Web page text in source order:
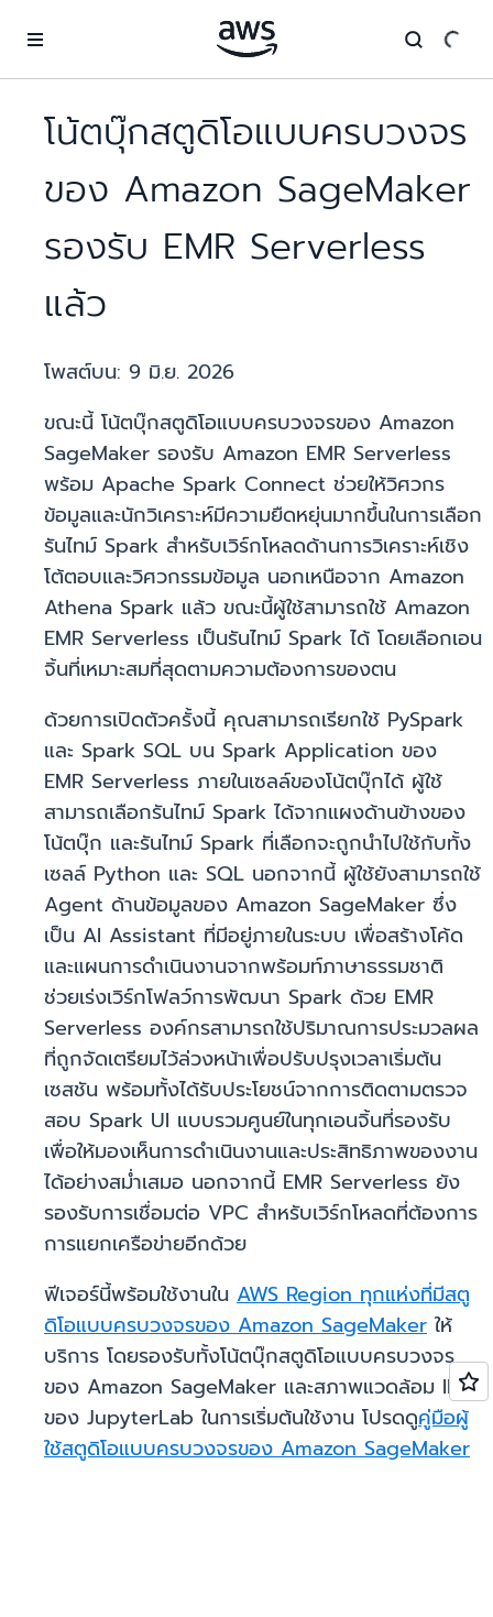
โน้ตบุ๊กสตูดิโอแบบครบวงจร
ของ Amazon SageMaker
รองรับ EMR Serverless
แล้ว
โพสต์บน: 9 มิ.ย. 2026
ขณะนี้ โน้ตบุ๊กสตูดิโอแบบครบวงจรของ Amazon
SageMaker รองรับ Amazon EMR Serverless
พร้อม Apache Spark Connect ช่วยให้วิศวกร
ข้อมูลและนักวิเคราะห์มีความยืดหยุ่นมากขึ้นในการเลือก
รันไทม์ Spark สำหรับเวิร์กโหลดด้านการวิเคราะห์เชิง
โต้ตอบและวิศวกรรมข้อมูล นอกเหนือจาก Amazon
Athena Spark แล้ว ขณะนี้ผู้ใช้สามารถใช้ Amazon
EMR Serverless เป็นรันไทม์ Spark ได้ โดยเลือกเอน
จิ้นที่เหมาะสมที่สุดตามความต้องการของตน
ด้วยการเปิดตัวครั้งนี้ คุณสามารถเรียกใช้ PySpark
และ Spark SQL บน Spark Application ของ
EMR Serverless ภายในเซลล์ของโน้ตบุ๊กได้ ผู้ใช้
สามารถเลือกรันไทม์ Spark ได้จากแผงด้านข้างของ
โน้ตบุ๊ก และรันไทม์ Spark ที่เลือกจะถูกนำไปใช้กับทั้ง
เซลล์ Python และ SQL นอกจากนี้ ผู้ใช้ยังสามารถใช้
Agent ด้านข้อมูลของ Amazon SageMaker ซึ่ง
เป็น AI Assistant ที่มีอยู่ภายในระบบ เพื่อสร้างโค้ด
และแผนการดำเนินงานจากพร้อมท์ภาษาธรรมชาติ
ช่วยเร่งเวิร์กโฟลว์การพัฒนา Spark ด้วย EMR
Serverless องค์กรสามารถใช้ปริมาณการประมวลผล
ที่ถูกจัดเตรียมไว้ล่วงหน้าเพื่อปรับปรุงเวลาเริ่มต้น
เซสชัน พร้อมทั้งได้รับประโยชน์จากการติดตามตรวจ
สอบ Spark UI แบบรวมศูนย์ในทุกเอนจิ้นที่รองรับ
เพื่อให้มองเห็นการดำเนินงานและประสิทธิภาพของงาน
ได้อย่างสม่ำเสมอ นอกจากนี้ EMR Serverless ยัง
รองรับการเชื่อมต่อ VPC สำหรับเวิร์กโหลดที่ต้องการ
การแยกเครือข่ายอีกด้วย
ฟีเจอร์นี้พร้อมใช้งานใน AWS Region ทุกแห่งที่มีสตู
ดิโอแบบครบวงจรของ Amazon SageMaker ให้
บริการ โดยรองรับทั้งโน้ตบุ๊กสตูดิโอแบบครบวงจร
ของ Amazon SageMaker และสภาพแวดล้อม IDE
ของ JupyterLab ในการเริ่มต้นใช้งาน โปรดดูคู่มือผู้
ใช้สตูดิโอแบบครบวงจรของ Amazon SageMaker